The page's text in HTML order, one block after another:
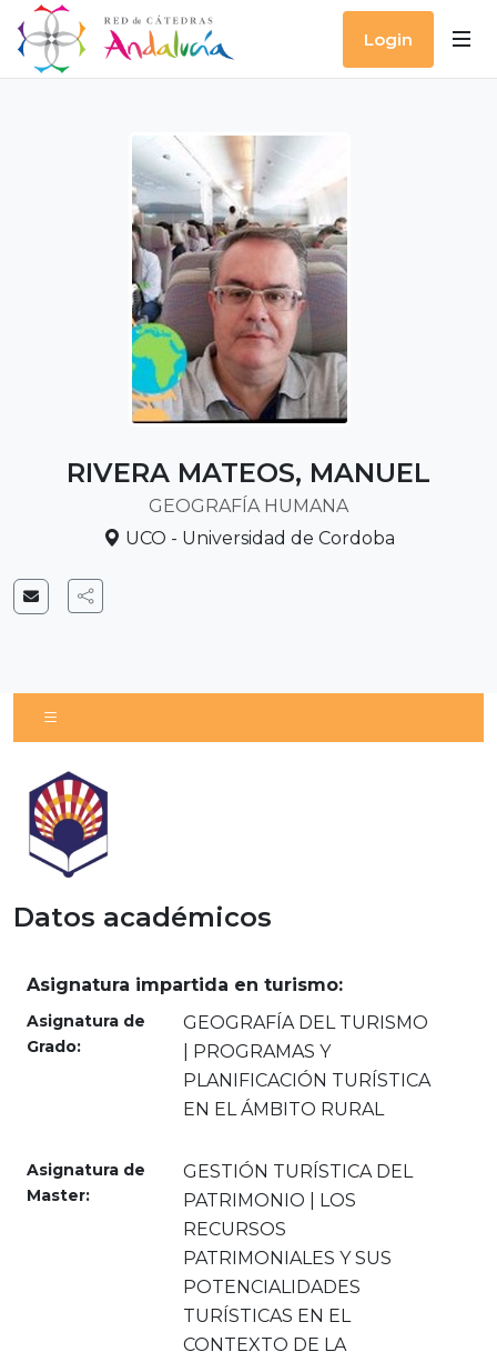
Login
RIVERA MATEOS, MANUEL
GEOGRAFÍA HUMANA
UCO - Universidad de Cordoba
Datos académicos
Asignatura impartida en turismo:
Asignatura de
Grado:
GEOGRAFÍA DEL TURISMO
| PROGRAMAS Y
PLANIFICACIÓN TURÍSTICA
EN EL ÁMBITO RURAL
Asignatura de
Master:
GESTIÓN TURÍSTICA DEL
PATRIMONIO | LOS
RECURSOS
PATRIMONIALES Y SUS
POTENCIALIDADES
TURÍSTICAS EN EL
CONTEXTO DE LA